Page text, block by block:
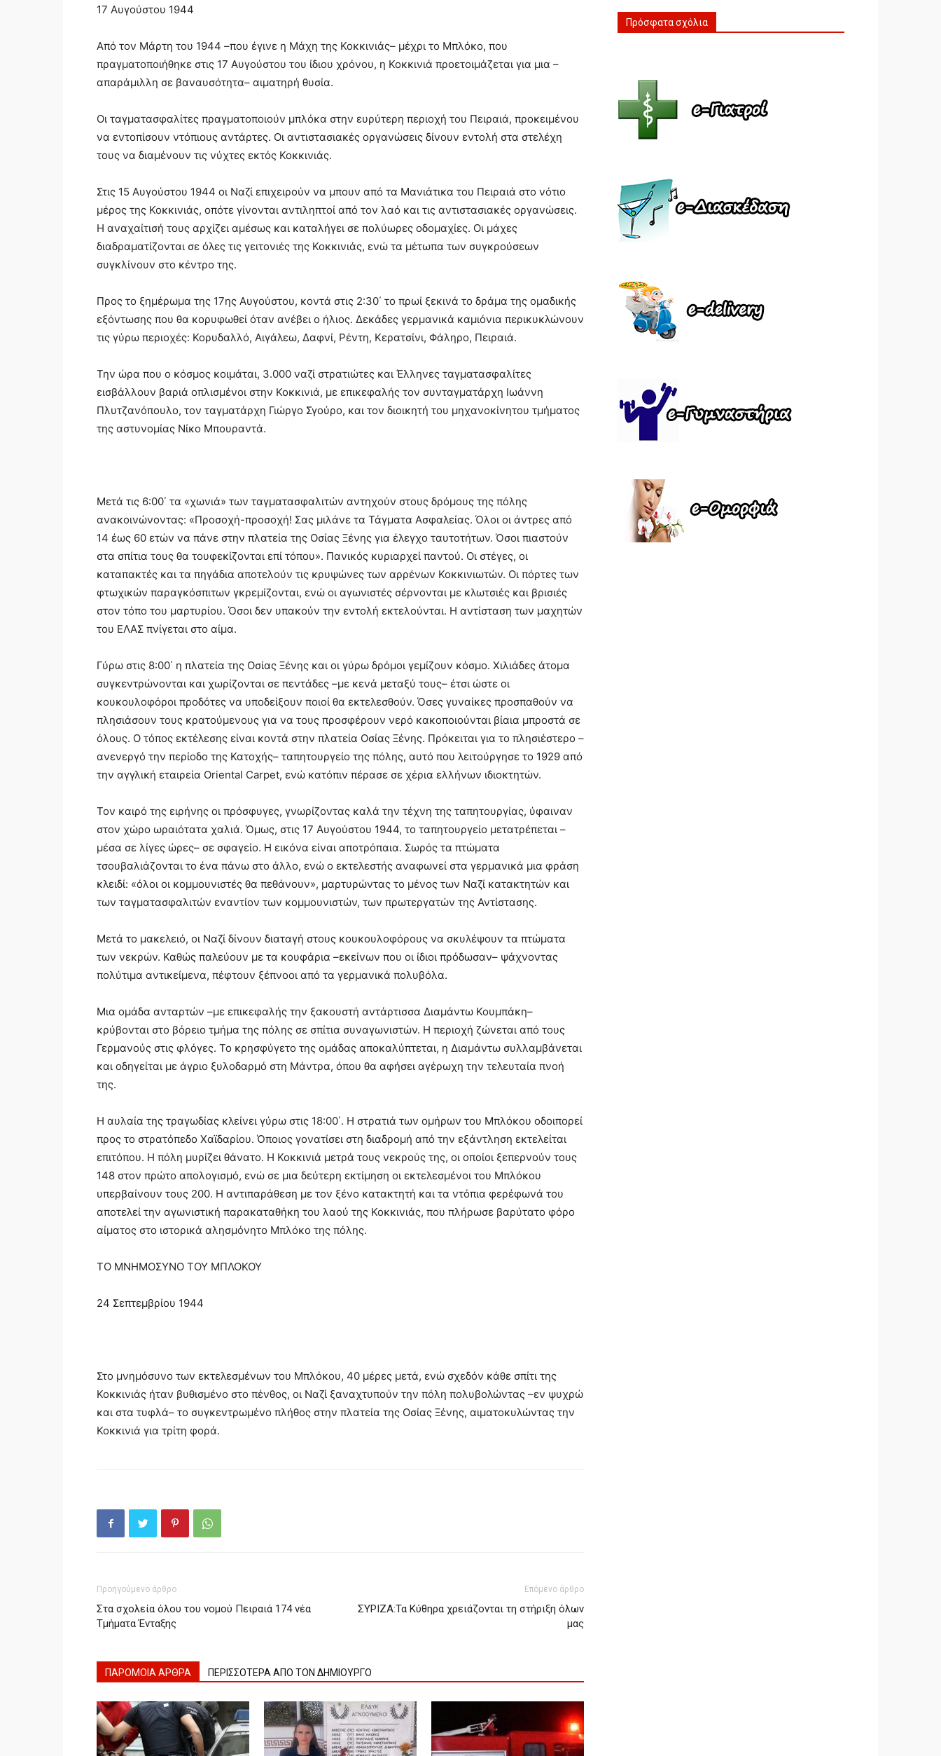
17 Αυγούστου 1944
Από τον Μάρτη του 1944 –που έγινε η Μάχη της Κοκκινιάς– μέχρι το Μπλόκο, που
πραγματοποιήθηκε στις 17 Αυγούστου του ίδιου χρόνου, η Κοκκινιά προετοιμάζεται για μια –
απαράμιλλη σε βαναυσότητα– αιματηρή θυσία.
Οι ταγματασφαλίτες πραγματοποιούν μπλόκα στην ευρύτερη περιοχή του Πειραιά, προκειμένου
να εντοπίσουν ντόπιους αντάρτες. Οι αντιστασιακές οργανώσεις δίνουν εντολή στα στελέχη
τους να διαμένουν τις νύχτες εκτός Κοκκινιάς.
Στις 15 Αυγούστου 1944 οι Ναζί επιχειρούν να μπουν από τα Μανιάτικα του Πειραιά στο νότιο
μέρος της Κοκκινιάς, οπότε γίνονται αντιληπτοί από τον λαό και τις αντιστασιακές οργανώσεις.
Η αναχαίτισή τους αρχίζει αμέσως και καταλήγει σε πολύωρες οδομαχίες. Οι μάχες
διαδραματίζονται σε όλες τις γειτονιές της Κοκκινιάς, ενώ τα μέτωπα των συγκρούσεων
συγκλίνουν στο κέντρο της.
Προς το ξημέρωμα της 17ης Αυγούστου, κοντά στις 2:30΄ το πρωί ξεκινά το δράμα της ομαδικής
εξόντωσης που θα κορυφωθεί όταν ανέβει ο ήλιος. Δεκάδες γερμανικά καμιόνια περικυκλώνουν
τις γύρω περιοχές: Κορυδαλλό, Αιγάλεω, Δαφνί, Ρέντη, Κερατσίνι, Φάληρο, Πειραιά.
Την ώρα που ο κόσμος κοιμάται, 3.000 ναζί στρατιώτες και Έλληνες ταγματασφαλίτες
εισβάλλουν βαριά οπλισμένοι στην Κοκκινιά, με επικεφαλής τον συνταγματάρχη Ιωάννη
Πλυτζανόπουλο, τον ταγματάρχη Γιώργο Σγούρο, και τον διοικητή του μηχανοκίνητου τμήματος
της αστυνομίας Νίκο Μπουραντά.
Μετά τις 6:00΄ τα «χωνιά» των ταγματασφαλιτών αντηχούν στους δρόμους της πόλης
ανακοινώνοντας: «Προσοχή-προσοχή! Σας μιλάνε τα Τάγματα Ασφαλείας. Όλοι οι άντρες από
14 έως 60 ετών να πάνε στην πλατεία της Οσίας Ξένης για έλεγχο ταυτοτήτων. Όσοι πιαστούν
στα σπίτια τους θα τουφεκίζονται επί τόπου». Πανικός κυριαρχεί παντού. Οι στέγες, οι
καταπακτές και τα πηγάδια αποτελούν τις κρυψώνες των αρρένων Κοκκινιωτών. Οι πόρτες των
φτωχικών παραγκόσπιτων γκρεμίζονται, ενώ οι αγωνιστές σέρνονται με κλωτσιές και βρισιές
στον τόπο του μαρτυρίου. Όσοι δεν υπακούν την εντολή εκτελούνται. Η αντίσταση των μαχητών
του ΕΛΑΣ πνίγεται στο αίμα.
Γύρω στις 8:00΄ η πλατεία της Οσίας Ξένης και οι γύρω δρόμοι γεμίζουν κόσμο. Χιλιάδες άτομα
συγκεντρώνονται και χωρίζονται σε πεντάδες –με κενά μεταξύ τους– έτσι ώστε οι
κουκουλοφόροι προδότες να υποδείξουν ποιοί θα εκτελεσθούν. Όσες γυναίκες προσπαθούν να
πλησιάσουν τους κρατούμενους για να τους προσφέρουν νερό κακοποιούνται βίαια μπροστά σε
όλους. Ο τόπος εκτέλεσης είναι κοντά στην πλατεία Οσίας Ξένης. Πρόκειται για το πλησιέστερο –
ανενεργό την περίοδο της Κατοχής– ταπητουργείο της πόλης, αυτό που λειτούργησε το 1929 από
την αγγλική εταιρεία Oriental Carpet, ενώ κατόπιν πέρασε σε χέρια ελλήνων ιδιοκτητών.
Τον καιρό της ειρήνης οι πρόσφυγες, γνωρίζοντας καλά την τέχνη της ταπητουργίας, ύφαιναν
στον χώρο ωραιότατα χαλιά. Όμως, στις 17 Αυγούστου 1944, το ταπητουργείο μετατρέπεται –
μέσα σε λίγες ώρες– σε σφαγείο. Η εικόνα είναι αποτρόπαια. Σωρός τα πτώματα
τσουβαλιάζονται το ένα πάνω στο άλλο, ενώ ο εκτελεστής αναφωνεί στα γερμανικά μια φράση
κλειδί: «όλοι οι κομμουνιστές θα πεθάνουν», μαρτυρώντας το μένος των Ναζί κατακτητών και
των ταγματασφαλιτών εναντίον των κομμουνιστών, των πρωτεργατών της Αντίστασης.
Μετά το μακελειό, οι Ναζί δίνουν διαταγή στους κουκουλοφόρους να σκυλέψουν τα πτώματα
των νεκρών. Καθώς παλεύουν με τα κουφάρια –εκείνων που οι ίδιοι πρόδωσαν– ψάχνοντας
πολύτιμα αντικείμενα, πέφτουν ξέπνοοι από τα γερμανικά πολυβόλα.
Μια ομάδα ανταρτών –με επικεφαλής την ξακουστή αντάρτισσα Διαμάντω Κουμπάκη–
κρύβονται στο βόρειο τμήμα της πόλης σε σπίτια συναγωνιστών. Η περιοχή ζώνεται από τους
Γερμανούς στις φλόγες. Το κρησφύγετο της ομάδας αποκαλύπτεται, η Διαμάντω συλλαμβάνεται
και οδηγείται με άγριο ξυλοδαρμό στη Μάντρα, όπου θα αφήσει αγέρωχη την τελευταία πνοή
της.
Η αυλαία της τραγωδίας κλείνει γύρω στις 18:00΄. Η στρατιά των ομήρων του Μπλόκου οδοιπορεί
προς το στρατόπεδο Χαϊδαρίου. Όποιος γονατίσει στη διαδρομή από την εξάντληση εκτελείται
επιτόπου. Η πόλη μυρίζει θάνατο. Η Κοκκινιά μετρά τους νεκρούς της, οι οποίοι ξεπερνούν τους
148 στον πρώτο απολογισμό, ενώ σε μια δεύτερη εκτίμηση οι εκτελεσμένοι του Μπλόκου
υπερβαίνουν τους 200. Η αντιπαράθεση με τον ξένο κατακτητή και τα ντόπια φερέφωνά του
αποτελεί την αγωνιστική παρακαταθήκη του λαού της Κοκκινιάς, που πλήρωσε βαρύτατο φόρο
αίματος στο ιστορικά αλησμόνητο Μπλόκο της πόλης.
ΤΟ ΜΝΗΜΟΣΥΝΟ ΤΟΥ ΜΠΛΟΚΟΥ
24 Σεπτεμβρίου 1944
Στο μνημόσυνο των εκτελεσμένων του Μπλόκου, 40 μέρες μετά, ενώ σχεδόν κάθε σπίτι της
Κοκκινιάς ήταν βυθισμένο στο πένθος, οι Ναζί ξαναχτυπούν την πόλη πολυβολώντας –εν ψυχρώ
και στα τυφλά– το συγκεντρωμένο πλήθος στην πλατεία της Οσίας Ξένης, αιματοκυλώντας την
Κοκκινιά για τρίτη φορά.
Προηγούμενο άρθρο
Στα σχολεία όλου του νομού Πειραιά 174 νέα
Τμήματα Ένταξης
Επόμενο άρθρο
ΣΥΡΙΖΑ:Τα Κύθηρα χρειάζονται τη στήριξη όλων
μας
ΠΑΡΟΜΟΙΑ ΑΡΘΡΑ ΠΕΡΙΣΣΟΤΕΡΑ ΑΠΟ ΤΟΝ ΔΗΜΙΟΥΡΓΟ
Πρόσφατα σχόλια